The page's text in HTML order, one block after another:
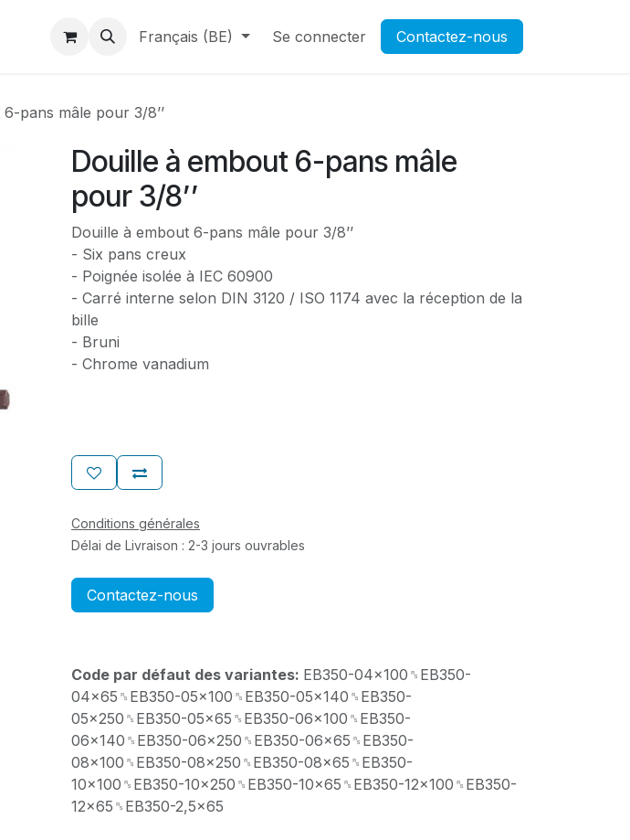
À propos de BINAME Contactez-nous Rendez-vous Ouverture d'un compte
Français (BE) Se connecter Contactez-nous
pans mâle pour 3/8’’
Douille à embout 6-pans mâle
pour 3/8’’
Douille à embout 6-pans mâle pour 3/8’’
- Six pans creux
- Poignée isolée à IEC 60900
- Carré interne selon DIN 3120 / ISO 1174 avec la réception de la
bille
- Bruni
- Chrome vanadium
Conditions générales
Délai de Livraison : 2-3 jours ouvrables
Contactez-nous
Code par défaut des variantes: EB350-04x100␞EB350-
04x65␞EB350-05x100␞EB350-05x140␞EB350-
05x250␞EB350-05x65␞EB350-06x100␞EB350-
06x140␞EB350-06x250␞EB350-06x65␞EB350-
08x100␞EB350-08x250␞EB350-08x65␞EB350-
10x100␞EB350-10x250␞EB350-10x65␞EB350-12x100␞EB350-
12x65␞EB350-2,5x65